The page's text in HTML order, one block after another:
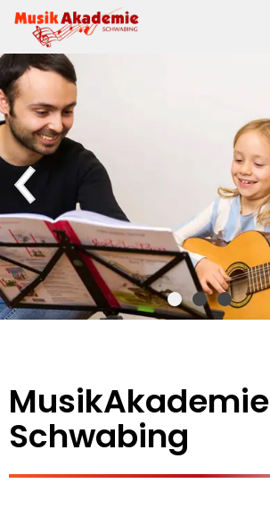
MusikAkademie
Schwabing